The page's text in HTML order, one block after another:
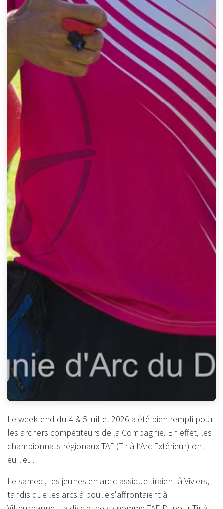
Le week-end du 4 & 5 juillet 2026 a été bien rempli pour
les archers compétiteurs de la Compagnie. En effet, les
championnats régionaux TAE (Tir à l’Arc Extérieur) ont
eu lieu.
Le samedi, les jeunes en arc classique tiraient à Viviers,
tandis que les arcs à poulie s'affrontaient à